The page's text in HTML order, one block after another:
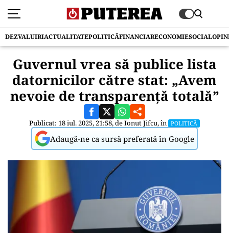
DEZVALUIRIACTUALITATEPOLITICĂFINANCIARECONOMIESOCIAL
Guvernul vrea să publice lista
datornicilor către stat: „Avem
nevoie de transparență totală”
Publicat: 18 iul. 2025, 21:58, deIonut Jifcu, în POLITICĂ
Adaugă-ne ca sursă preferată în Google